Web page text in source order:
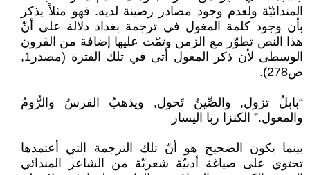
المندائيّة ولعدم وجود مصادر رصينة لديه. فهو مثلاً يذكر
بأن وجود كلمة المغول في ترجمة بغداد دلالة على أنّ
هذا النص تطوّر مع الزمن وتمّت عليها إضافة من القرون
الوسطى لأن ذكر المغول أتى في تلك الفترة (مصدر1,
ص278).
“بابلُ تزول, والصِّينُ تَحول, ويذهبُ الفرسُ والرُّومُ
والمغول.” الكنزا ربا اليسار
بينما يكون الصحيح هو أنّ تلك الترجمة التي أعتمدها
تحتوي على صياغة أدبيّة شعريّة من الشاعر المندائي